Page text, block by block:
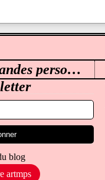
Commandes personnalisées
blog
artmps